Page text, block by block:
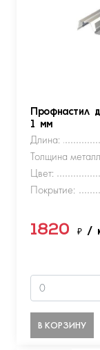
Профнастил
1 мм
Длина:
Толщина
Цвет:
Покрытие:
1820 ₽ /
В КОРЗИНУ